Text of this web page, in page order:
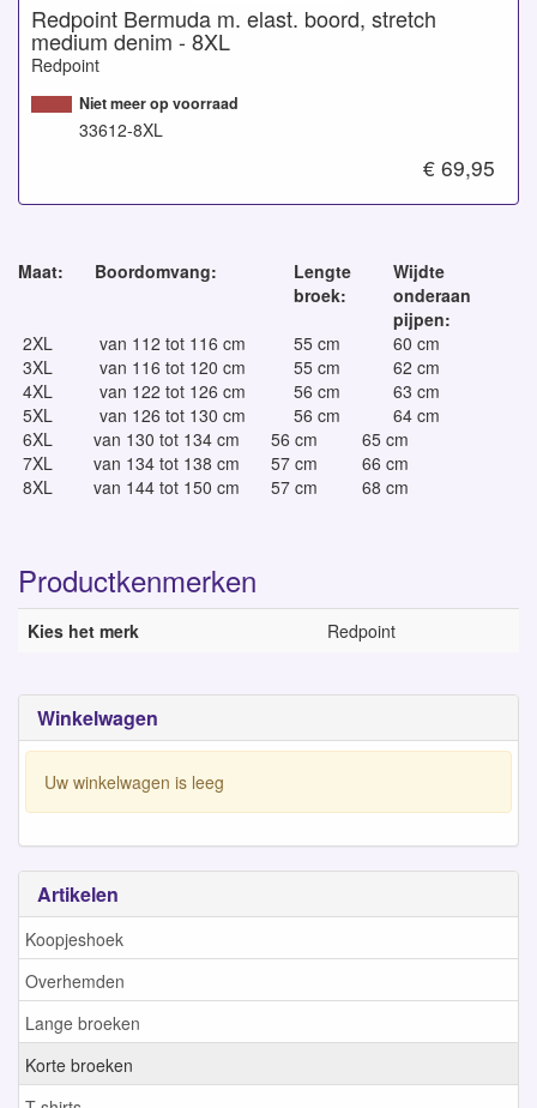
Winkelwagen
Uw winkelwagen is leeg
Artikelen
Koopjeshoek
Overhemden
Lange broeken
Korte broeken
Redpoint Bermuda m. elast. boord, stretch
medium denim - 8XL
Redpoint
Niet meer op voorraad
33612-8XL
€ 69,95
Maat: Boordomvang:
Lengte
broek:
Wijdte
onderaan
pijpen:
2XL
van 112 tot 116 cm 55 cm
60 cm
3XL
van 116 tot 120 cm 55 cm
62 cm
4XL
van 122 tot 126 cm 56 cm
63 cm
5XL
van 126 tot 130 cm 56 cm
64 cm
6XL
van 130 tot 134 cm 56 cm
65 cm
7XL
van 134 tot 138 cm 57 cm
66 cm
8XL
van 144 tot 150 cm 57 cm 68 cm
Productkenmerken
Kies het merk Redpoint